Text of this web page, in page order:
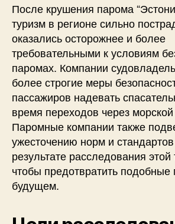
После крушения парома
туризм в регионе сильно
оказались осторожнее и более
требовательными к условиям
паромах. Компании
более строгие меры
пассажиров надевать
время переходов через морской
Паромные компании также
ужесточению норм и
результате расследования этой
чтобы предотвратить
будущем.